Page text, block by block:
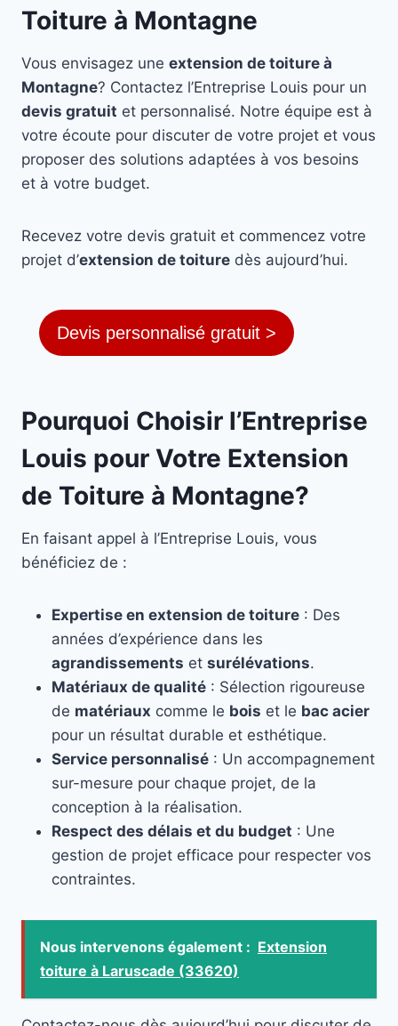
Toiture à Montagne
Vous envisagez une extension de toiture à
Montagne? Contactez l’Entreprise Louis pour un
devis gratuit et personnalisé. Notre équipe est à
votre écoute pour discuter de votre projet et vous
proposer des solutions adaptées à vos besoins
et à votre budget.
Recevez votre devis gratuit et commencez votre
projet d’extension de toiture dès aujourd’hui.
Devis personnalisé gratuit >
Pourquoi Choisir l’Entreprise
Louis pour Votre Extension
de Toiture à Montagne?
En faisant appel à l’Entreprise Louis, vous
bénéficiez de :
Expertise en extension de toiture : Des
années d’expérience dans les
agrandissements et surélévations.
Matériaux de qualité : Sélection rigoureuse
de matériaux comme le bois et le bac acier
pour un résultat durable et esthétique.
Service personnalisé : Un accompagnement
sur-mesure pour chaque projet, de la
conception à la réalisation.
Respect des délais et du budget : Une
gestion de projet efficace pour respecter vos
contraintes.
Nous intervenons également : Extension
toiture à Laruscade (33620)